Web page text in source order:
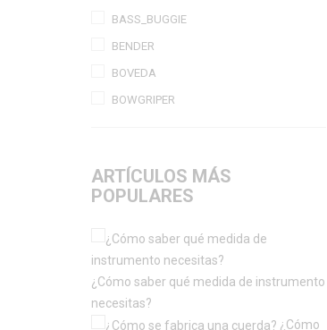
BASS_BUGGIE
BENDER
BOVEDA
BOWGRIPER
CLEMENTINO
CONFORTABILE
CYRUS
DADDARIO
ARTÍCULOS MÁS
POPULARES
¿Cómo saber qué medida de instrumento
necesitas?
¿Cómo